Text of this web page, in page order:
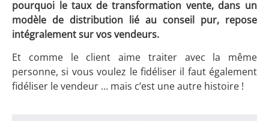
pourquoi le taux de transformation vente, dans un
modèle de distribution lié au conseil pur, repose
intégralement sur vos vendeurs.
Et comme le client aime traiter avec la même
personne, si vous voulez le fidéliser il faut également
fidéliser le vendeur … mais c’est une autre histoire !